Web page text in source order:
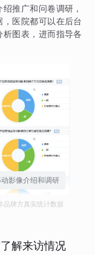
推广和问卷调研，
医院都可以在后台
图表，进而指导各
影像介绍和调研
品牌方真实统计数据
解来访情况